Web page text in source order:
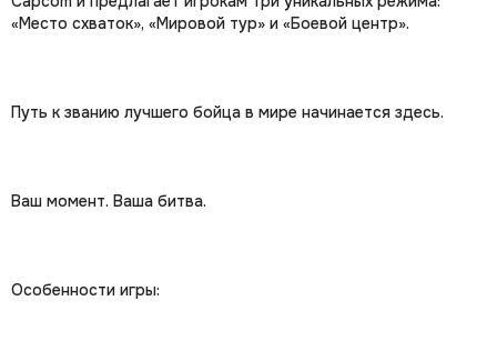
«Место схваток», «Мировой тур» и «Боевой центр».
Путь к званию лучшего бойца в мире начинается здесь.
Ваш момент. Ваша битва.
Особенности игры: